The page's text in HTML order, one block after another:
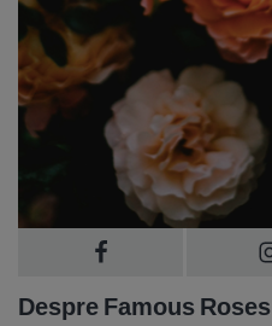
Despre Famous Roses